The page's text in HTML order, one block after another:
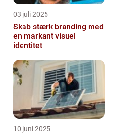
03 juli 2025
Skab stærk branding med
en markant visuel
identitet
10 juni 2025